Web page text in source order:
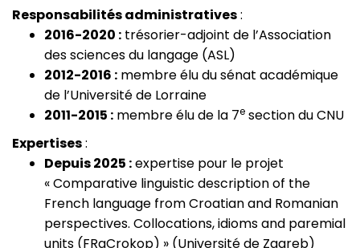
Responsabilités administratives:
2016-2020 : trésorier-adjoint de l’Association
des sciences du langage (ASL)
2012-2016 : membre élu du sénat académique
de l’Université de Lorraine
2011-2015 : membre élu de la 7e section du CNU
Expertises:
Depuis 2025 :expertise pour le projet
« Comparative linguistic description of the
French language from Croatian and Romanian
perspectives. Collocations, idioms and paremial
units (FRaCrokop) » (Université de Zagreb)